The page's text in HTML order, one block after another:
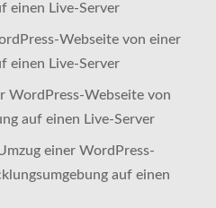
einen Live-Server
Webseite von einer
einen Live-Server
WordPress-Webseite von
auf einen Live-Server
einer WordPress-
auf einen